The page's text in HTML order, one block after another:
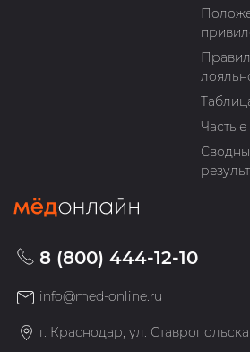
8 (800) 444-12-10
info@med-online.ru
г. Краснодар, ул.